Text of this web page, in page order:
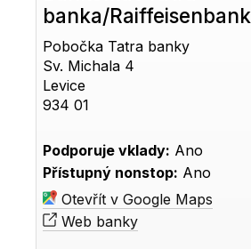
banka/Raiffeisenbank
Pobočka Tatra banky
Sv. Michala 4
Levice
934 01
Podporuje vklady: Ano
Přístupný nonstop: Ano
Otevřít v Google Maps
Web banky